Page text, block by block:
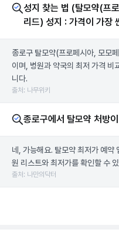
성지 찾는 법 (탈모약(프
리드) 성지 : 가격이 가장
종로구 탈모약(프로페시아, 모모
이며, 병원과 약국의 최저 가격 비
니다.
출처: 나무위키
종로구에서 탈모약 처방
네, 가능해요. 탈모약 최저가 예약
원 리스트와 최저가를 확인할 수
출처: 나만의닥터